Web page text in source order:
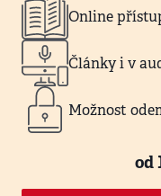
Online
Články i v
Možnost
od